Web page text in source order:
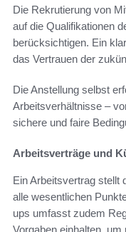
Die Rekrutierung von
auf die Qualifikationen
berücksichtigen. Ein
das Vertrauen der
Die Anstellung selbst
Arbeitsverhältnisse –
sichere und faire
Arbeitsverträge und
Ein Arbeitsvertrag stellt
alle wesentlichen
ups umfasst zudem
Vorgaben einhalten,